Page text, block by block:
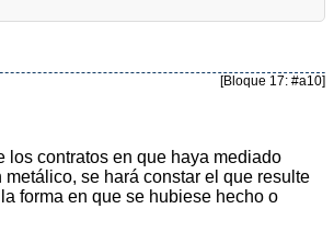
[Bloque 17: #a10]
los contratos en que haya mediado
metálico, se hará constar el que resulte
forma en que se hubiese hecho o